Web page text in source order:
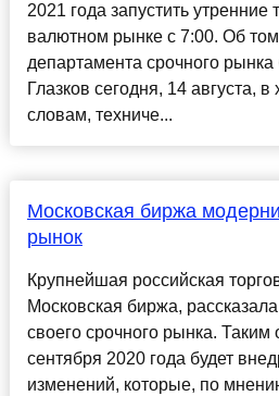
2021 года запустить утренние
валютном рынке с 7:00. Об
департамента срочного
Глазков сегодня, 14 августа,
словам, техниче...
Московская биржа
рынок
Крупнейшая российская
Московская биржа,
своего срочного рынка. Таким
сентября 2020 года будет
изменений, которые, по